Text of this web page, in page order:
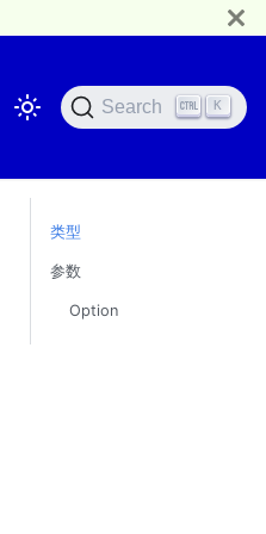
Search K
类型
参数
Option